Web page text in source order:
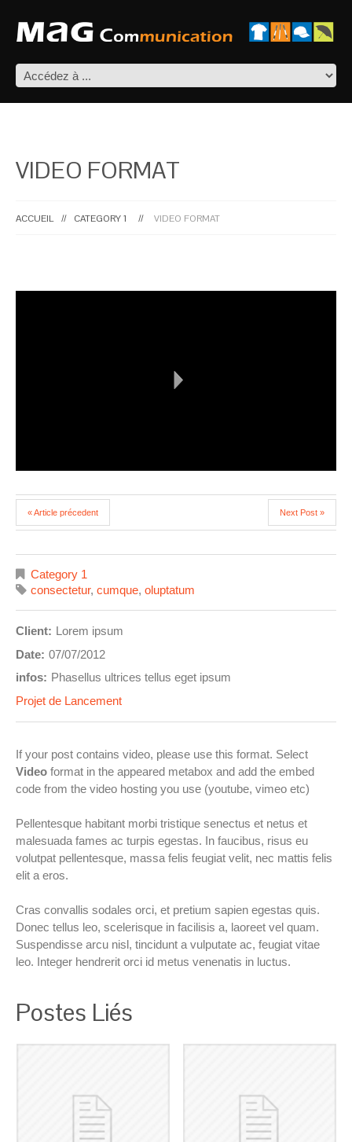
VIDEO FORMAT
ACCUEIL CATEGORY 1 VIDEO FORMAT
« Article précedent Next Post »
Category 1
consectetur, cumque, oluptatum
Client: Lorem ipsum
Date: 07/07/2012
infos: Phasellus ultrices tellus eget ipsum
Projet de Lancement
If your post contains video, please use this format. Select
Video format in the appeared metabox and add the embed
code from the video hosting you use (youtube, vimeo etc)
Pellentesque habitant morbi tristique senectus et netus et
malesuada fames ac turpis egestas. In faucibus, risus eu
volutpat pellentesque, massa felis feugiat velit, nec mattis felis
elit a eros.
Cras convallis sodales orci, et pretium sapien egestas quis.
Donec tellus leo, scelerisque in facilisis a, laoreet vel quam.
Suspendisse arcu nisl, tincidunt a vulputate ac, feugiat vitae
leo. Integer hendrerit orci id metus venenatis in luctus.
Postes Liés